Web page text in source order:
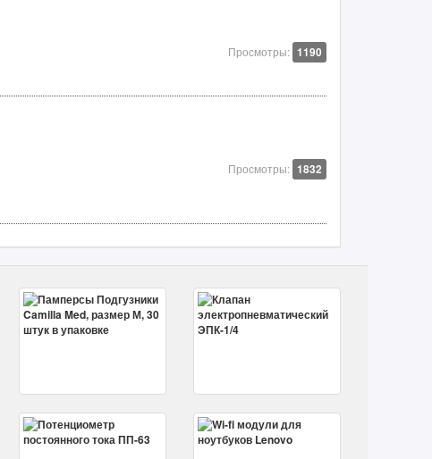
Просмотры: 1190
Просмотры: 1832